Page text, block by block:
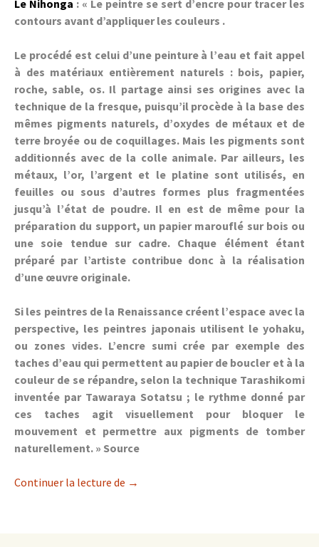
Le Nihonga : « Le peintre se sert d’encre pour tracer les
contours avant d’appliquer les couleurs .
Le procédé est celui d’une peinture à l’eau et fait appel
à des matériaux entièrement naturels : bois, papier,
roche, sable, os. Il partage ainsi ses origines avec la
technique de la fresque, puisqu’il procède à la base des
mêmes pigments naturels, d’oxydes de métaux et de
terre broyée ou de coquillages. Mais les pigments sont
additionnés avec de la colle animale. Par ailleurs, les
métaux, l’or, l’argent et le platine sont utilisés, en
feuilles ou sous d’autres formes plus fragmentées
jusqu’à l’état de poudre. Il en est de même pour la
préparation du support, un papier marouflé sur bois ou
une soie tendue sur cadre. Chaque élément étant
préparé par l’artiste contribue donc à la réalisation
d’une œuvre originale.
Si les peintres de la Renaissance créent l’espace avec la
perspective, les peintres japonais utilisent le yohaku,
ou zones vides. L’encre sumi crée par exemple des
taches d’eau qui permettent au papier de boucler et à la
couleur de se répandre, selon la technique Tarashikomi
inventée par Tawaraya Sotatsu ; le rythme donné par
ces taches agit visuellement pour bloquer le
mouvement et permettre aux pigments de tomber
naturellement. » Source
Continuer la lecture de Techniques de peinture chinoises et
→